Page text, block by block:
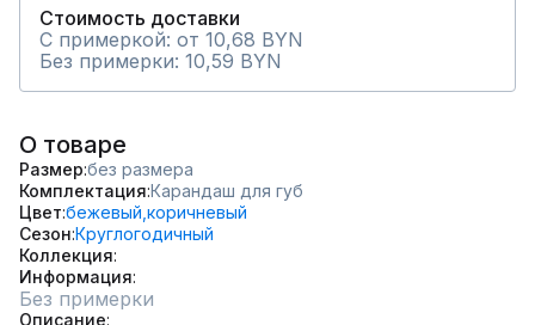
Стоимость доставки
С примеркой: от 10,68 BYN
Без примерки: 10,59 BYN
О товаре
Размер без размера
Комплектация Карандаш для губ
Цвет бежевый, коричневый
Сезон Круглогодичный
Коллекция
Информация
Без примерки
Описание